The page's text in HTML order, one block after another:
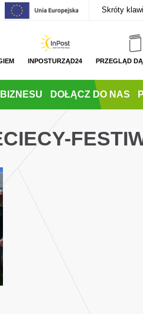
Skróty
INPOSTURZĄD24 PRZEGLĄD
DOŁĄCZ DO NAS